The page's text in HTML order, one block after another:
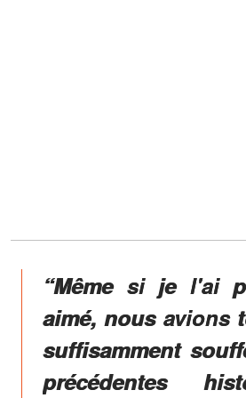
“Même si je l'ai
aimé, nous avions
suffisamment
précédentes